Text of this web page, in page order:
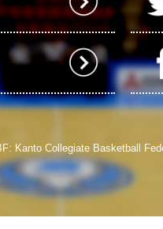
Kanto Collegiate Basketball